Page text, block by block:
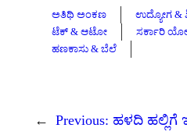
ಅತಿಥಿ ಅಂಕಣ ಉದ್ಯೋಗ &
ಟೆಕ್ & ಆಟೋ
ಸರ್ಕಾರಿ
ಹಣಕಾಸು & ಬೆಲೆ
← Previous: ಹಳದಿ ಹಲ್ಲಿಗೆ